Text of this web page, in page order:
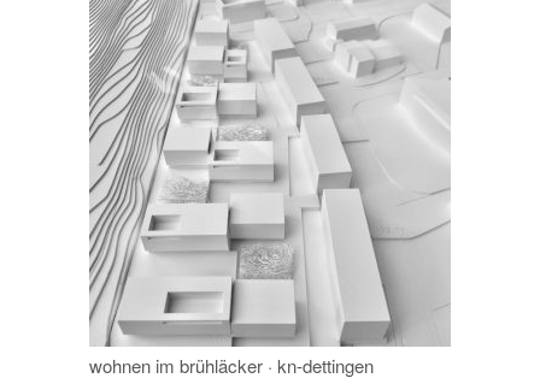
wohnen im brühläcker · kn-dettingen